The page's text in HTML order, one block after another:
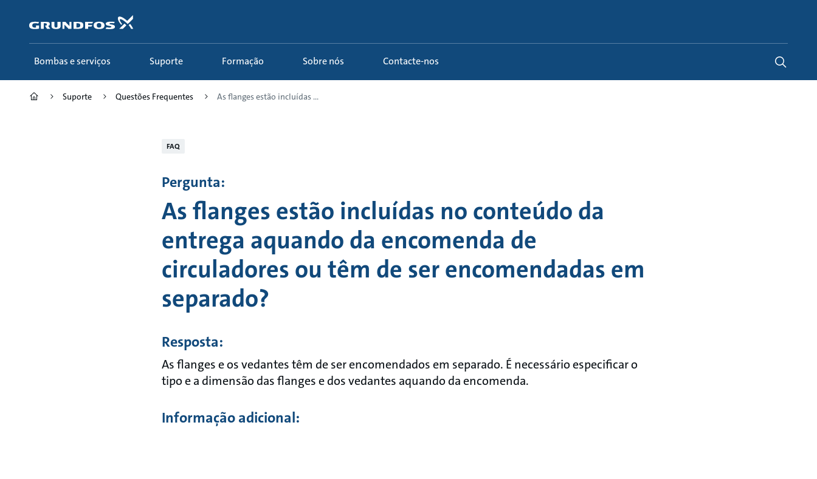
conteúdo
principal
Bombas e serviços Suporte Formação Sobre nós Contacte-nos
Suporte Questões Frequentes As flanges estão incluídas ...
FAQ
Pergunta:
As flanges estão incluídas no conteúdo da
entrega aquando da encomenda de
circuladores ou têm de ser encomendadas em
separado?
Resposta:
As flanges e os vedantes têm de ser encomendados em separado. É necessário especificar o
tipo e a dimensão das flanges e dos vedantes aquando da encomenda.
Informação adicional: